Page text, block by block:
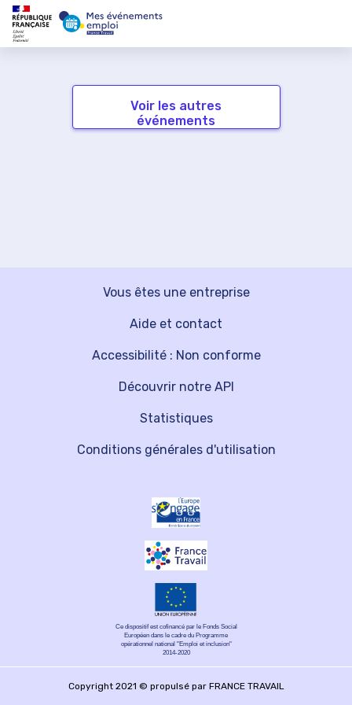
Voir les autres
événements
Vous êtes une entreprise
Découvrir notre API
Aide et contact
Statistiques
Accessibilité : Non conforme
Conditions générales d'utilisation
Ce dispositif est cofinancé par le Fonds Social
Européen dans le cadre du Programme
opérationnel national "Emploi et inclusion"
2014-2020
Copyright 2021 © propulsé par FRANCE TRAVAIL